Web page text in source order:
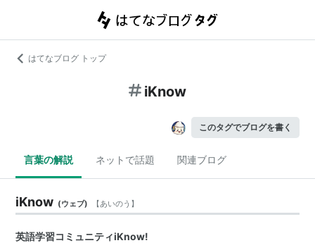
はてなブログ トップ
iKnow
このタグでブログを書く
言葉の解説 ネットで話題 関連ブログ
iKnow (ウェブ) 【あいのう 】
英語学習コミュニティiKnow!